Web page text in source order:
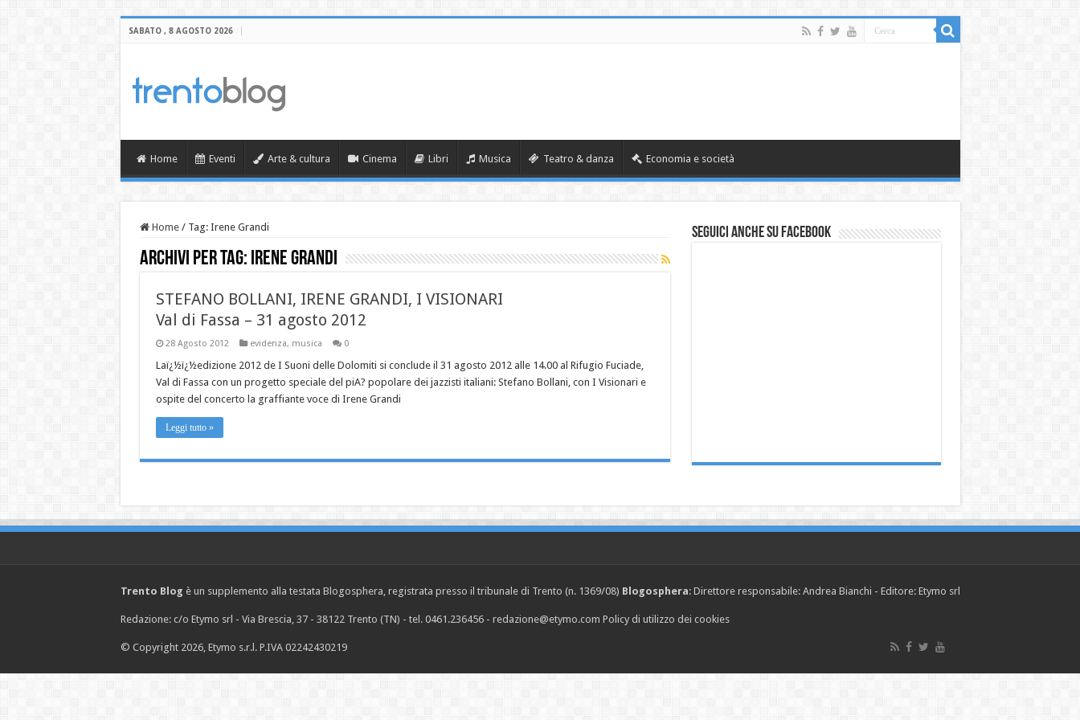
SABATO , 8 AGOSTO 2026
Home Eventi Arte & cultura Cinema Libri Musica Teatro & danza Economia e società
Home / Tag: Irene Grandi
Archivi per tag: Irene Grandi
STEFANO BOLLANI, IRENE GRANDI, I VISIONARI
Val di Fassa – 31 agosto 2012
28 Agosto 2012 evidenza, musica 0
Laï¿½ï¿½edizione 2012 de I Suoni delle Dolomiti si conclude il 31 agosto 2012 alle 14.00 al Rifugio Fuciade,
Val di Fassa con un progetto speciale del piA? popolare dei jazzisti italiani: Stefano Bollani, con I Visionari e
ospite del concerto la graffiante voce di Irene Grandi
Leggi tutto »
Seguici anche su Facebook
Trento Blog è un supplemento alla testata Blogosphera, registrata presso il tribunale di Trento (n. 1369/08) Blogosphera: Direttore responsabile: Andrea Bianchi - Editore: Etymo srl
Redazione: c/o Etymo srl - Via Brescia, 37 - 38122 Trento (TN) - tel. 0461.236456 - redazione@etymo.com Policy di utilizzo dei cookies
© Copyright 2026, Etymo s.r.l. P.IVA 02242430219